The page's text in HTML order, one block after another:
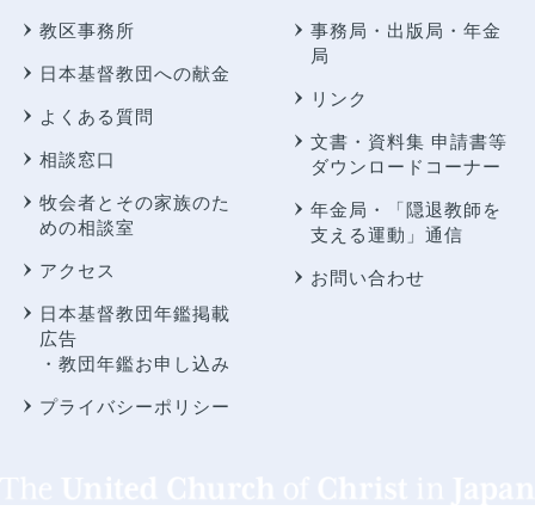
教区事務所
日本基督教団への献金
よくある質問
相談窓口
牧会者とその家族のた
めの相談室
アクセス
日本基督教団年鑑掲載
広告
・教団年鑑お申し込み
プライバシーポリシー
事務局・出版局・年金
局
リンク
文書・資料集 申請書等
ダウンロードコーナー
年金局・
「隠退教師を
支える運動」通信
お問い合わせ